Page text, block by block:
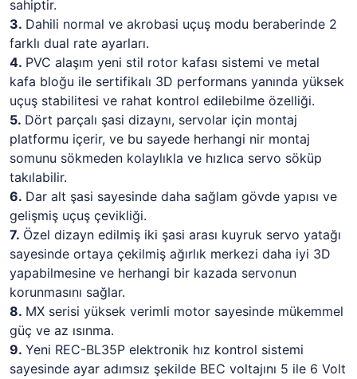
sahiptir.
3. Dahili normal ve akrobasi uçuş modu beraberinde 2
farklı dual rate ayarları.
4. PVC alaşım yeni stil rotor kafası sistemi ve metal
kafa bloğu ile sertifikalı 3D performans yanında yüksek
uçuş stabilitesi ve rahat kontrol edilebilme özelliği.
5. Dört parçalı şasi dizaynı, servolar için montaj
platformu içerir, ve bu sayede herhangi nir montaj
somunu sökmeden kolaylıkla ve hızlıca servo söküp
takılabilir.
6. Dar alt şasi sayesinde daha sağlam gövde yapısı ve
gelişmiş uçuş çevikliği.
7. Özel dizayn edilmiş iki şasi arası kuyruk servo yatağı
sayesinde ortaya çekilmiş ağırlık merkezi daha iyi 3D
yapabilmesine ve herhangi bir kazada servonun
korunmasını sağlar.
8. MX serisi yüksek verimli motor sayesinde mükemmel
güç ve az ısınma.
9. Yeni REC-BL35P elektronik hız kontrol sistemi
sayesinde ayar adımsız şekilde BEC voltajını 5 ile 6 Volt